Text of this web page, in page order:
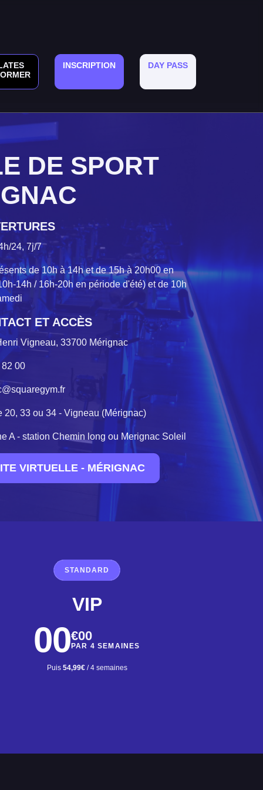
INSCRIPTION DAY PASS
DE SPORT
24, 7j/7
de 10h à 14h et de 15h à 20h00 en
14h / 16h-20h en période d'été) et de 10h
ET ACCÈS
Vigneau, 33700 Mérignac
00
20, 33 ou 34 - Vigneau (Mérignac)
A - station Chemin long ou Merignac Soleil
VIRTUELLE - MÉRIGNAC
STANDARD
VIP
00€00
PAR 4 SEMAINES
Puis 54,99€/ 4 semaines